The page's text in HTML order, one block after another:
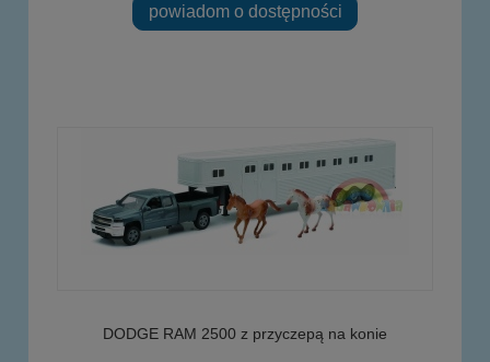
powiadom o dostępności
DODGE RAM 2500 z przyczepą na konie